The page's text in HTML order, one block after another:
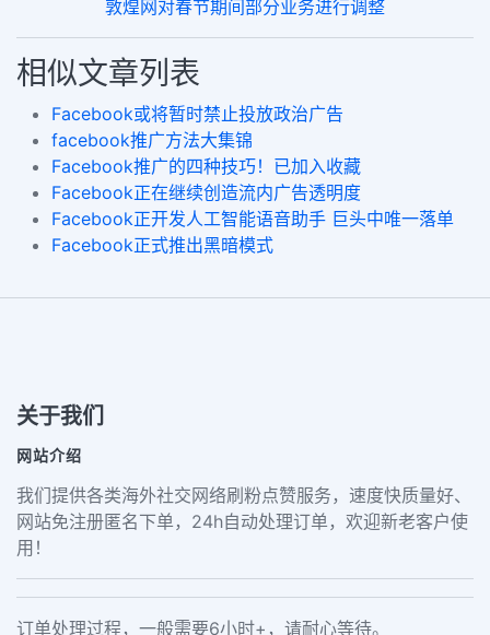
敦煌网对春节期间部分业务进行调整
相似文章列表
Facebook或将暂时禁止投放政治广告
facebook推广方法大集锦
Facebook推广的四种技巧！已加入收藏
Facebook正在继续创造流内广告透明度
Facebook正开发人工智能语音助手 巨头中唯一落单
Facebook正式推出黑暗模式
关于我们
网站介绍
我们提供各类海外社交网络刷粉点赞服务，速度快质量好、
网站免注册匿名下单，24h自动处理订单，欢迎新老客户使
用！
订单处理过程，一般需要6小时+，请耐心等待。